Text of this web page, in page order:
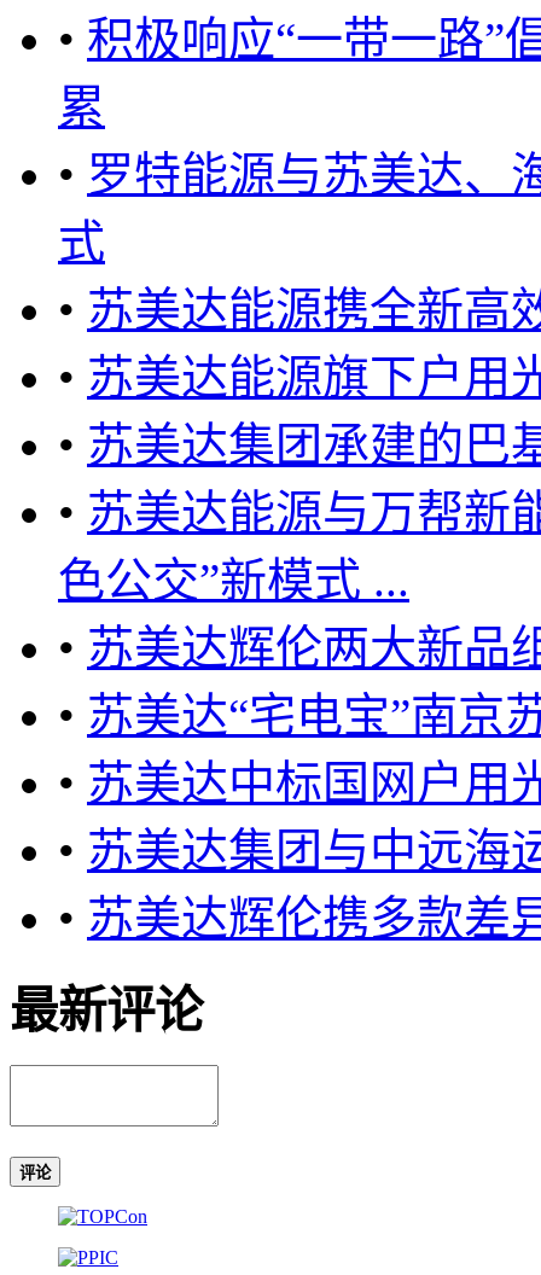
• 积极响应“一带一路”
累
• 罗特能源与苏美达、
式
• 苏美达能源携全新高
• 苏美达能源旗下户用
• 苏美达集团承建的巴
• 苏美达能源与万帮新
色公交”新模式 ...
• 苏美达辉伦两大新品
• 苏美达“宅电宝”南京
• 苏美达中标国网户用
• 苏美达集团与中远海
• 苏美达辉伦携多款差
最新评论
评论